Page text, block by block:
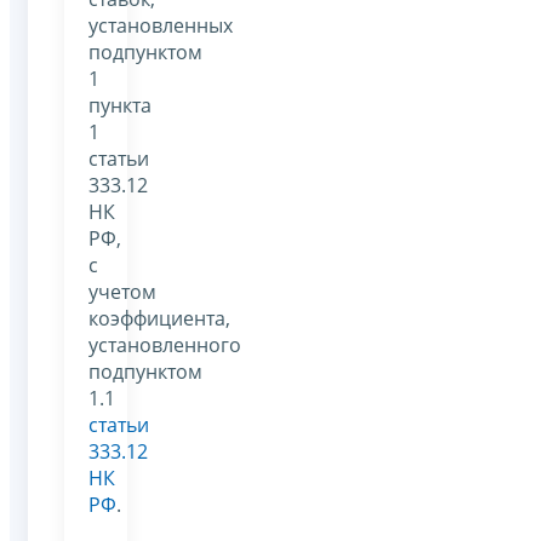
установленных
подпунктом
1
пункта
1
статьи
333.12
НК
РФ,
с
учетом
коэффициента,
установленного
подпунктом
1.1
статьи
333.12
НК
РФ.